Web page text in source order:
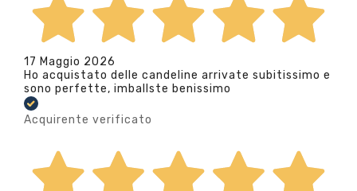
17 Maggio 2026
Ho acquistato delle candeline arrivate subitissimo e
sono perfette, imballste benissimo
Acquirente verificato